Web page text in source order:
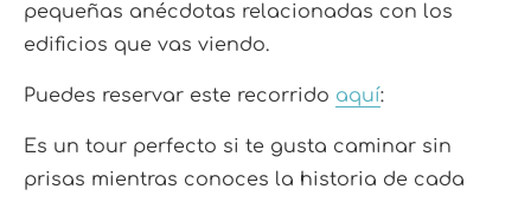
pequeñas anécdotas relacionadas con los
edificios que vas viendo.
Puedes reservar este recorrido aquí:
Es un tour perfecto si te gusta caminar sin
prisas mientras conoces la historia de cada